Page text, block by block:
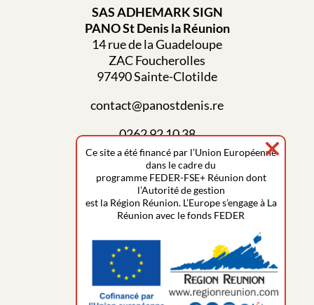
SAS ADHEMARK SIGN
PANO St Denis la Réunion
14 rue de la Guadeloupe
ZAC Foucherolles
97490 Sainte-Clotilde
contact@panostdenis.re
0262 92 10 38
Qui sommes-nous ?
Foire aux questions
Mentions légales
Plan du site
Ce site a été financé par l’Union Européenne
dans le cadre du
programme FEDER-FSE+ Réunion dont
l’Autorité de gestion
est la Région Réunion. L’Europe s’engage à La
Réunion avec le fonds FEDER